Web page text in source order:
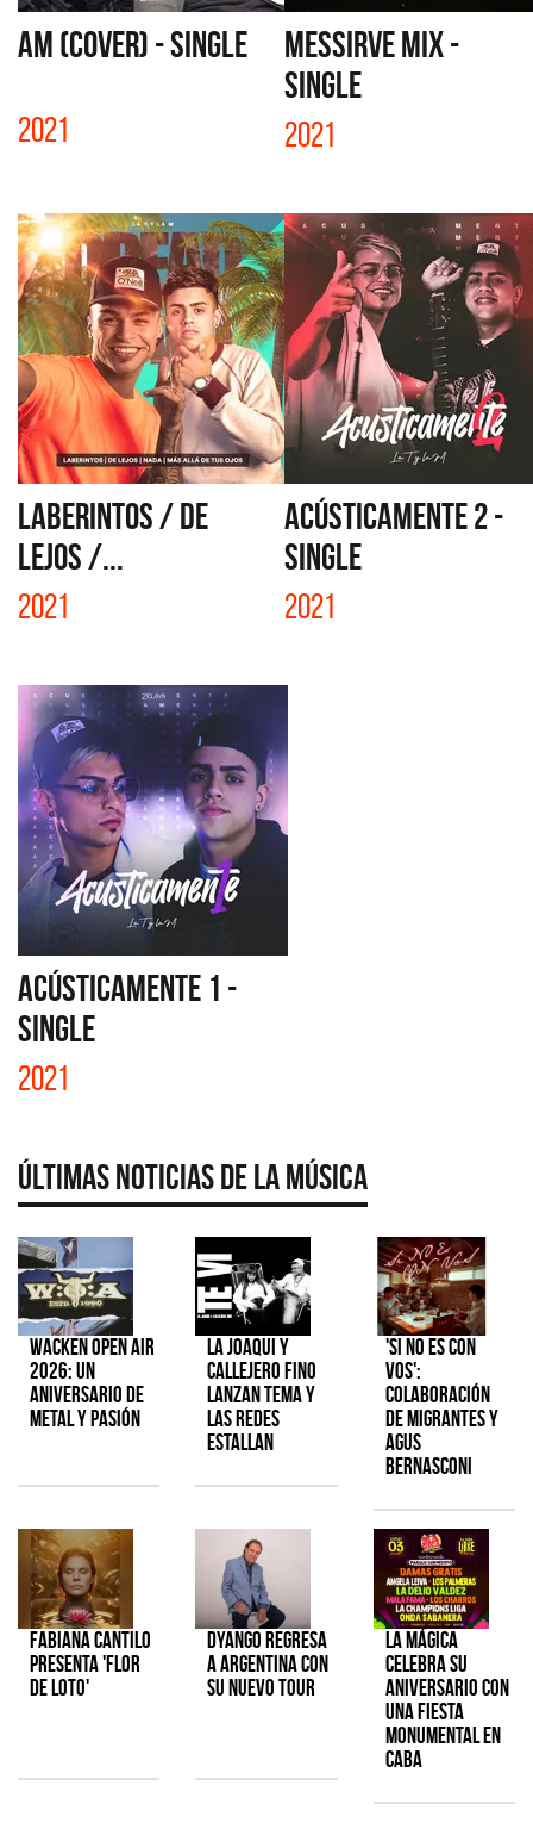
AM (COVER) - SINGLE
2021
MESSIRVE MIX -
SINGLE
2021
LABERINTOS / DE
LEJOS /...
2021
ACÚSTICAMENTE 2 -
SINGLE
2021
ACÚSTICAMENTE 1 -
SINGLE
2021
Últimas Noticias de la Música
Wacken Open Air
2026: Un
aniversario de
metal y pasión
La Joaqui y
Callejero Fino
lanzan tema y
las redes
estallan
'Si No Es Con
Vos':
colaboración
de Migrantes y
Agus
Bernasconi
Fabiana Cantilo
presenta 'Flor
de Loto'
Dyango regresa
a Argentina con
su nuevo tour
La Mágica
celebra su
aniversario con
una fiesta
monumental en
CABA